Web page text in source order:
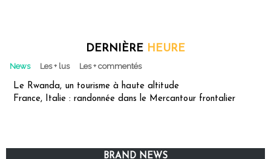
DERNIÈRE HEURE
News Les + lus Les + commentés
Le Rwanda, un tourisme à haute altitude
France, Italie : randonnée dans le Mercantour frontalier
BRAND NEWS